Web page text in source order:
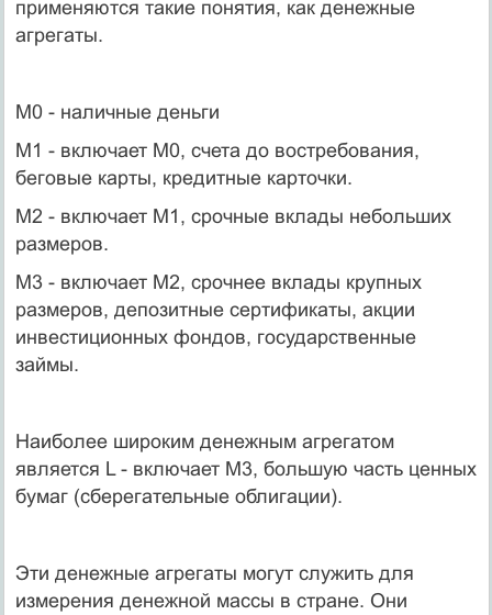
применяются такие понятия, как денежные
агрегаты.
M0 - наличные деньги
M1 - включает M0, счета до востребования,
беговые карты, кредитные карточки.
M2 - включает M1, срочные вклады небольших
размеров.
M3 - включает M2, срочнее вклады крупных
размеров, депозитные сертификаты, акции
инвестиционных фондов, государственные
займы.
Наиболее широким денежным агрегатом
является L - включает M3, большую часть ценных
бумаг (сберегательные облигации).
Эти денежные агрегаты могут служить для
измерения денежной массы в стране. Они